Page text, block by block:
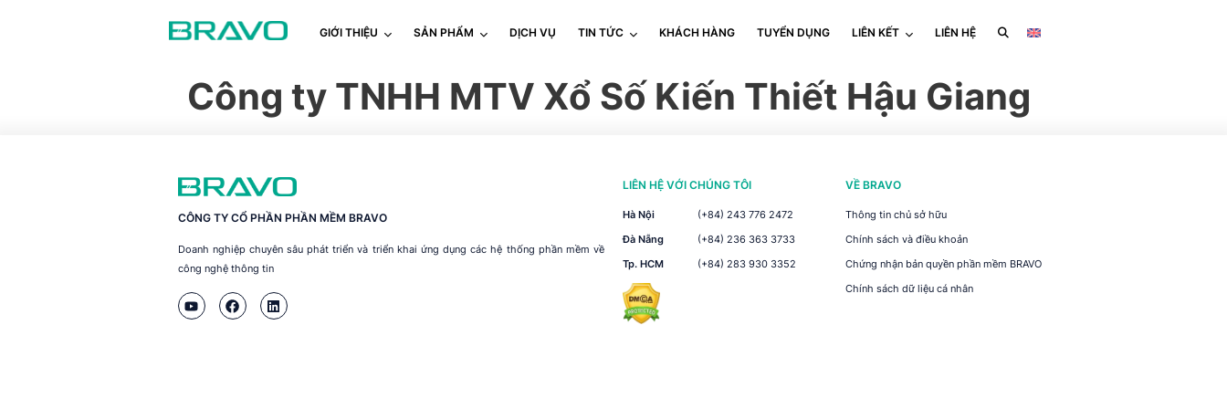
GIỚI THIỆU SẢN PHẨM DỊCH VỤ TIN TỨC KHÁCH HÀNG TUYỂN DỤNG LIÊN KẾT LIÊN HỆ
Công ty TNHH MTV Xổ Số Kiến Thiết Hậu Giang
CÔNG TY CỔ PHẦN PHẦN MỀM BRAVO
Doanh nghiệp chuyên sâu phát triển và triển khai ứng dụng các hệ thống phần mềm về
công nghệ thông tin
LIÊN HỆ VỚI CHÚNG TÔI
Hà Nội
(+84) 243 776 2472
Đà Nẵng
(+84) 236 363 3733
Tp. HCM
(+84) 283 930 3352
VỀ BRAVO
Thông tin chủ sở hữu
Chính sách và điều khoản
Chứng nhận bản quyền phần mềm BRAVO
Chính sách dữ liệu cá nhân